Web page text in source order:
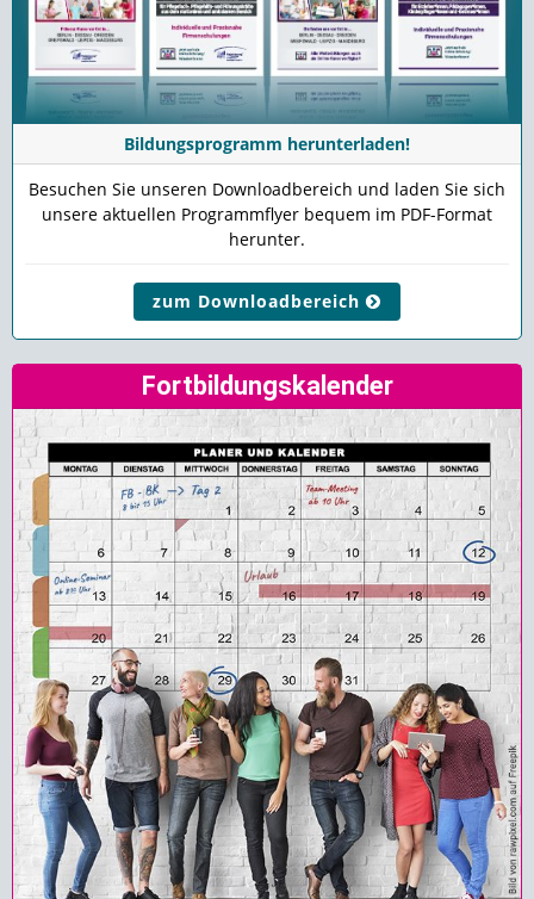
Bildungsprogramm herunterladen!
Besuchen Sie unseren Downloadbereich und laden Sie sich
unsere aktuellen Programmflyer bequem im PDF-Format
herunter.
zum Downloadbereich
Fortbildungskalender